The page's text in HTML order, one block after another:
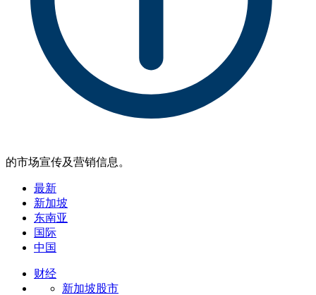
的市场宣传及营销信息。
最新
新加坡
东南亚
国际
中国
财经
新加坡股市